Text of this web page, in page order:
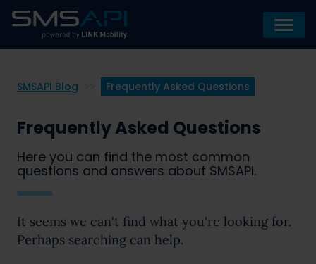
SMSAPI Blog Frequently Asked Questions
Frequently Asked Questions
Here you can find the most common
questions and answers about SMSAPI.
It seems we can't find what you're looking for.
Perhaps searching can help.